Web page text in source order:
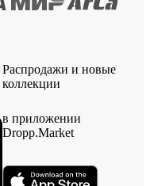
Распродажи и новые
коллекции
в приложении
Dropp.Market